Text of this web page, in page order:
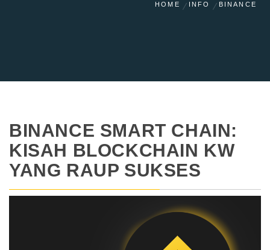
HOME INFO BINANCE
BINANCE SMART CHAIN:
KISAH BLOCKCHAIN KW
YANG RAUP SUKSES